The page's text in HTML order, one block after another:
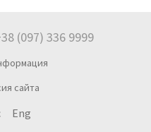
(097) 336 9999
сайта
Eng